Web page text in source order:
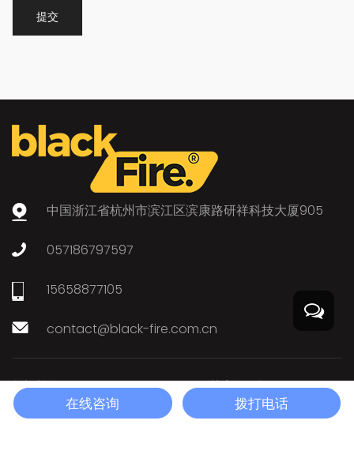
中国浙江省杭州市滨江区滨康路研祥科技大厦905
057186797597
15658877105
contact@black-fire.com.cn
版权所有©Zhejiang Taizhou Blackfire技术有限公司。
Technical Support ： Smart Cloud
在线咨询 拨打电话